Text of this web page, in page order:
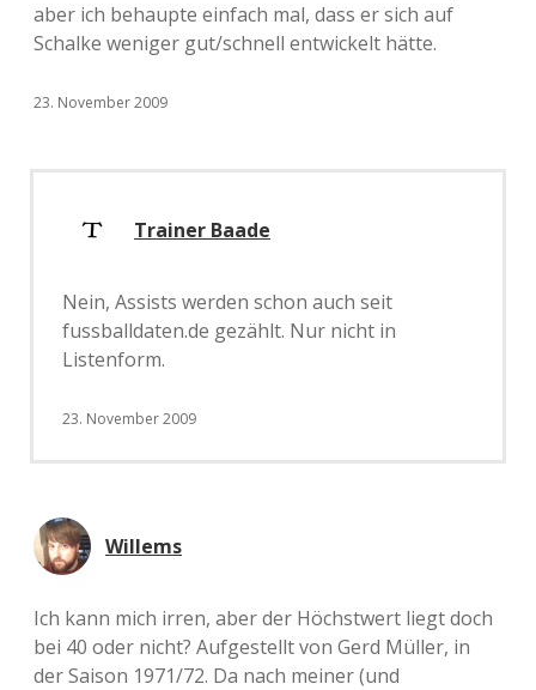
aber ich behaupte einfach mal, dass er sich auf
Schalke weniger gut/schnell entwickelt hätte.
23. November 2009
Trainer Baade
Nein, Assists werden schon auch seit
fussballdaten.de gezählt. Nur nicht in
Listenform.
23. November 2009
Willems
Ich kann mich irren, aber der Höchstwert liegt doch
bei 40 oder nicht? Aufgestellt von Gerd Müller, in
der Saison 1971/72. Da nach meiner (und